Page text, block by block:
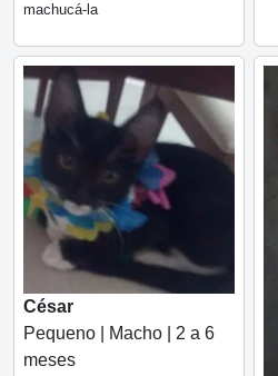
machucá-la
César
Pequeno | Macho | 2 a 6
meses